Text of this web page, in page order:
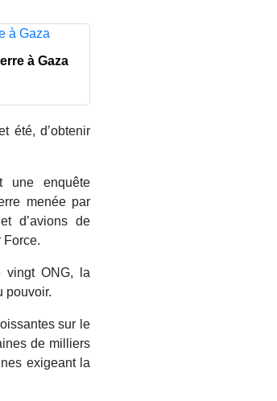
à Gaza
été, d’obtenir
enquête
menée par
d’avions de
Force.
vingt ONG, la
pouvoir.
sur le
de milliers
exigeant la